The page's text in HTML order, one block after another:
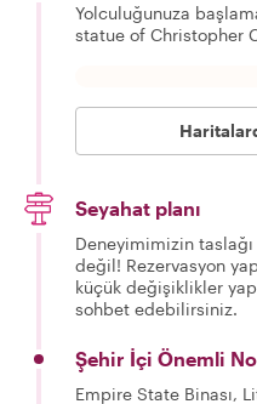
Yolculuğunuza
statue of Christopher
Seyahat planı
Deneyimimizin
değil! Rezervasyon
küçük değişiklikler
sohbet edebilirsiniz.
Şehir İçi Önemli
Empire State Binası,